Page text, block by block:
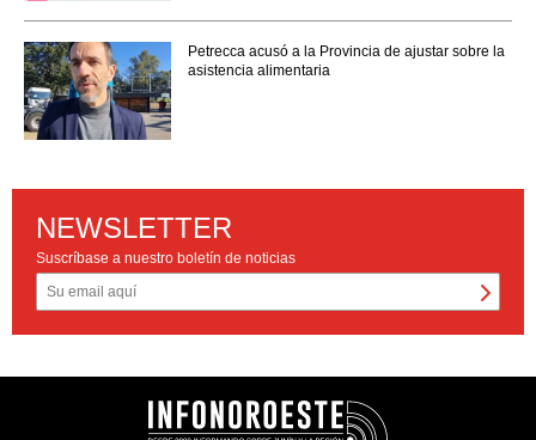
Petrecca acusó a la Provincia de ajustar sobre la
asistencia alimentaria
NEWSLETTER
Suscríbase a nuestro boletín de noticias